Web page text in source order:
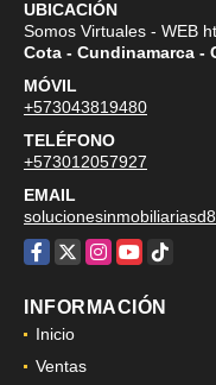
UBICACIÓN
Somos Virtuales - WEB
Cota - Cundinamarca -
MÓVIL
+573043819480
TELÉFONO
+573012057927
EMAIL
Facebook
X Instagram
YouTube
TikTok
INFORMACIÓN
Inicio
Ventas